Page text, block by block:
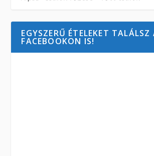
EGYSZERŰ ÉTELEKET TALÁLSZ
FACEBOOKON IS!